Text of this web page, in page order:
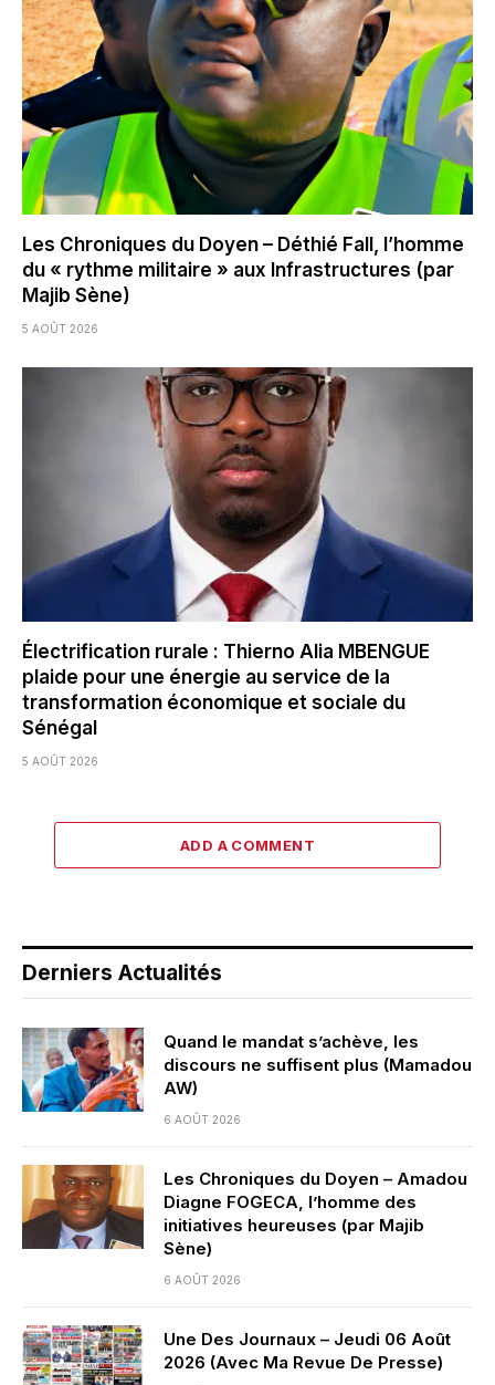
Les Chroniques du Doyen – Déthié Fall, l’homme
du « rythme militaire » aux Infrastructures (par
Majib Sène)
5 AOÛT 2026
Électrification rurale : Thierno Alia MBENGUE
plaide pour une énergie au service de la
transformation économique et sociale du
Sénégal
5 AOÛT 2026
ADD A COMMENT
Derniers Actualités
Quand le mandat s’achève, les
discours ne suffisent plus (Mamadou
AW)
6 AOÛT 2026
Les Chroniques du Doyen – Amadou
Diagne FOGECA, l’homme des
initiatives heureuses (par Majib
Sène)
6 AOÛT 2026
Une Des Journaux – Jeudi 06 Août
2026 (Avec Ma Revue De Presse)